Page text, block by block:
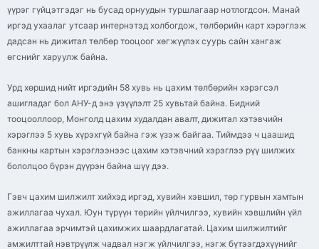
үүрэг гүйцэтгэдэг нь бусад орнуудын туршлагаар нотлогдсон. Манай
иргэд ухаалаг утсаар интернэтэд холбогдож, төлбөрийн карт хэрэглэж
дадсан нь дижитал төлбөр тооцоог хөгжүүлэх суурь сайн хангаж
өгснийг харуулж байна.
Урд хөршид нийт иргэдийн 58 хувь нь цахим төлбөрийн хэрэгсэл
ашигладаг бол АНУ-д энэ үзүүлэлт 25 хувьтай байна. Бидний
тооцооллоор, Монголд цахим худалдан авалт, дижитал хэтэвчийн
хэрэглээ 5 хувь хүрэхгүй байна гэж үзэж байгаа. Тиймдээ ч цаашид
банкны картын хэрэглээнээс цахим хэтэвчний хэрэглээ рүү шилжих
бололцоо бүрэн дүүрэн байна шүү дээ.
Гэвч цахим шилжилт хийхэд иргэд, хувийн хэвшил, төр гурвын хамтын
ажиллагаа чухал. Юун түрүүн төрийн үйлчилгээ, хувийн хэвшлийн үйл
ажиллагаа эрчимтэй цахимжих шаардлагатай. Цахим шилжилтийг
амжилттай нэвтрүүлж чадвал нэгж үйлчилгээ, нэгж бүтээгдэхүүнийг